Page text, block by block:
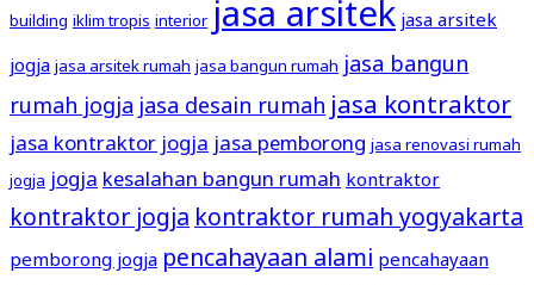
building iklim tropis interior jasa arsitek jasa arsitek
jogja jasa arsitek rumah jasa bangun rumah jasa bangun
rumah jogja jasa desain rumah jasa kontraktor
jasa kontraktor jogja jasa pemborong jasa renovasi rumah
jogja jogja kesalahan bangun rumah kontraktor
kontraktor jogja kontraktor rumah yogyakarta
pemborong jogja pencahayaan alami pencahayaan